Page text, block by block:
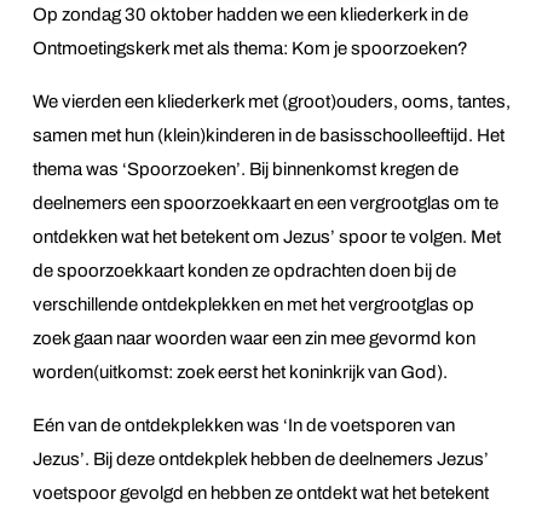
Op zondag 30 oktober hadden we een kliederkerk in de
Ontmoetingskerk met als thema: Kom je spoorzoeken?
We vierden een kliederkerk met (groot)ouders, ooms, tantes,
samen met hun (klein)kinderen in de basisschoolleeftijd. Het
thema was ‘Spoorzoeken’. Bij binnenkomst kregen de
deelnemers een spoorzoekkaart en een vergrootglas om te
ontdekken wat het betekent om Jezus’ spoor te volgen. Met
de spoorzoekkaart konden ze opdrachten doen bij de
verschillende ontdekplekken en met het vergrootglas op
zoek gaan naar woorden waar een zin mee gevormd kon
worden(uitkomst: zoek eerst het koninkrijk van God).
Eén van de ontdekplekken was ‘In de voetsporen van
Jezus’. Bij deze ontdekplek hebben de deelnemers Jezus’
voetspoor gevolgd en hebben ze ontdekt wat het betekent